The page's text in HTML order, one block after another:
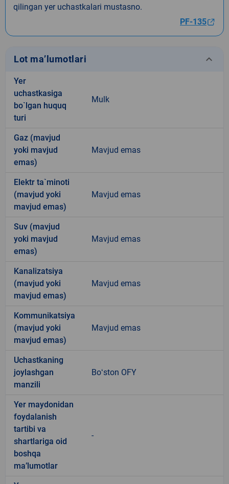
qilingan yer uchastkalari mustasno.
PF-135
Lot ma’lumotlari keyboard_arrow_down
Yer
uchastkasiga
bo`lgan huquq
turi
Mulk
Gaz (mavjud
yoki mavjud
emas)
Mavjud emas
Elektr ta`minoti
(mavjud yoki
mavjud emas)
Mavjud emas
Suv (mavjud
yoki mavjud
emas)
Mavjud emas
Kanalizatsiya
(mavjud yoki
mavjud emas)
Mavjud emas
Kommunikatsiya
(mavjud yoki
mavjud emas)
Mavjud emas
Uchastkaning
joylashgan
manzili
Boʻston OFY
Yer maydonidan
foydalanish
tartibi va
shartlariga oid
boshqa
ma’lumotlar
-